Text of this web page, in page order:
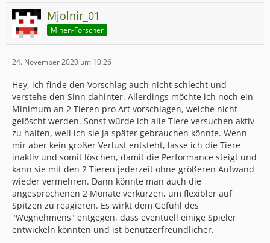
Mjolnir_01
Minen-Forscher
24. November 2020 um 10:26
Hey, ich finde den Vorschlag auch nicht schlecht und
verstehe den Sinn dahinter. Allerdings möchte ich noch ein
Minimum an 2 Tieren pro Art vorschlagen, welche nicht
gelöscht werden. Sonst würde ich alle Tiere versuchen aktiv
zu halten, weil ich sie ja später gebrauchen könnte. Wenn
mir aber kein großer Verlust entsteht, lasse ich die Tiere
inaktiv und somit löschen, damit die Performance steigt und
kann sie mit den 2 Tieren jederzeit ohne größeren Aufwand
wieder vermehren. Dann könnte man auch die
angesprochenen 2 Monate verkürzen, um flexibler auf
Spitzen zu reagieren. Es wirkt dem Gefühl des
"Wegnehmens" entgegen, dass eventuell einige Spieler
entwickeln könnten und ist benutzerfreundlicher.